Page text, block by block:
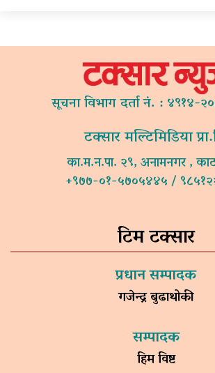
सूचना विभाग दर्ता नं. : ४९१४-
टक्सार मल्टिमिडिया
का.म.न.पा. २९, अनामनगर ,
+९७७-०१-५७०५४४५ /
टिम टक्सार
प्रधान सम्पादक
गजेन्द्र बुढाथोकी
सम्पादक
हिम विष्ट